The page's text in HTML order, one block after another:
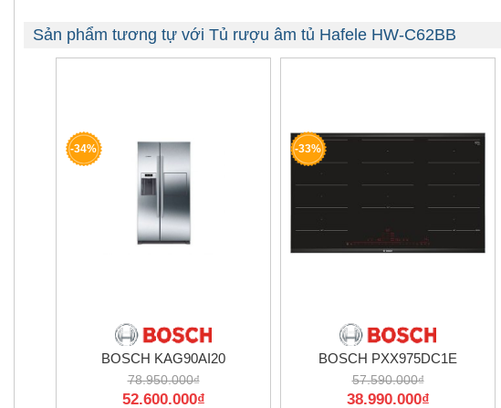
Sản phẩm tương tự với Tủ rượu âm tủ Hafele HW-C62BB
-34%
BOSCH KAG90AI20
78.950.000₫
52.600.000₫
-33%
BOSCH PXX975DC1E
57.590.000₫
38.990.000₫